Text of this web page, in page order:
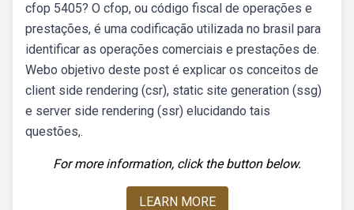
cfop 5405? O cfop, ou código fiscal de operações e
prestações, é uma codificação utilizada no brasil para
identificar as operações comerciais e prestações de.
Webo objetivo deste post é explicar os conceitos de
client side rendering (csr), static site generation (ssg)
e server side rendering (ssr) elucidando tais
questões,.
For more information, click the button below.
LEARN MORE